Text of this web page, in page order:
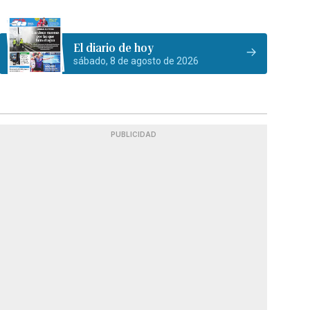
El diario de hoy
sábado, 8 de agosto de 2026
PUBLICIDAD